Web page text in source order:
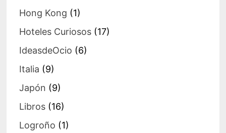
Hong Kong (1)
Hoteles Curiosos(17)
IdeasdeOcio (6)
Italia (9)
Japón (9)
Libros(16)
Logroño (1)